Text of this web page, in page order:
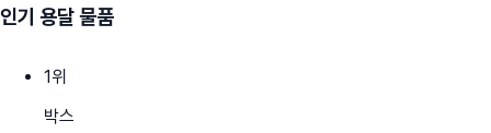
인기 용달 물품
1위
박스